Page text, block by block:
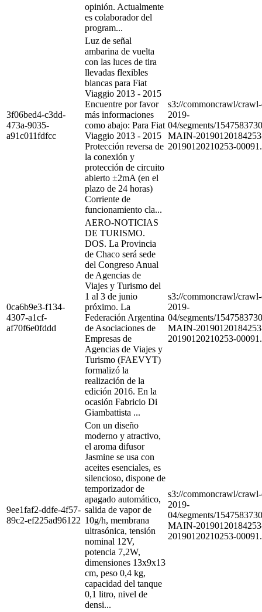
opinión. Actualmente
es colaborador del
program...
3f06bed4-c3dd-
473a-9035-
a91c011fdfcc
Luz de señal
ambarina de vuelta
con las luces de tira
llevadas flexibles
blancas para Fiat
Viaggio 2013 - 2015
Encuentre por favor
más informaciones
como abajo: Para Fiat
Viaggio 2013 - 2015
Protección reversa de
la conexión y
protección de circuito
abierto ±2mA (en el
plazo de 24 horas)
Corriente de
funcionamiento cla...
s3://commoncrawl/
2019-
04/segments/
MAIN-
20190120210253-
0ca6b9e3-f134-
4307-a1cf-
af70f6e0fddd
AERO-NOTICIAS
DE TURISMO.
DOS. La Provincia
de Chaco será sede
del Congreso Anual
de Agencias de
Viajes y Turismo del
1 al 3 de junio
próximo. La
Federación Argentina
de Asociaciones de
Empresas de
Agencias de Viajes y
Turismo (FAEVYT)
formalizó la
realización de la
edición 2016. En la
ocasión Fabricio Di
Giambattista ...
s3://commoncrawl/
2019-
04/segments/
MAIN-
20190120210253-
9ee1faf2-ddfe-4f57-
89c2-ef225ad96122
Con un diseño
moderno y atractivo,
el aroma difusor
Jasmine se usa con
aceites esenciales, es
silencioso, dispone de
temporizador de
apagado automático,
salida de vapor de
10g/h, membrana
ultrasónica, tensión
nominal 12V,
potencia 7,2W,
dimensiones 13x9x13
cm, peso 0,4 kg,
capacidad del tanque
0,1 litro, nivel de
densi...
s3://commoncrawl/
2019-
04/segments/
MAIN-
20190120210253-